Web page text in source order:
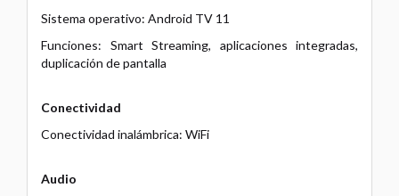
Sistema operativo: Android TV 11
Funciones: Smart Streaming, aplicaciones integradas,
duplicación de pantalla
Conectividad
Conectividad inalámbrica: WiFi
Audio